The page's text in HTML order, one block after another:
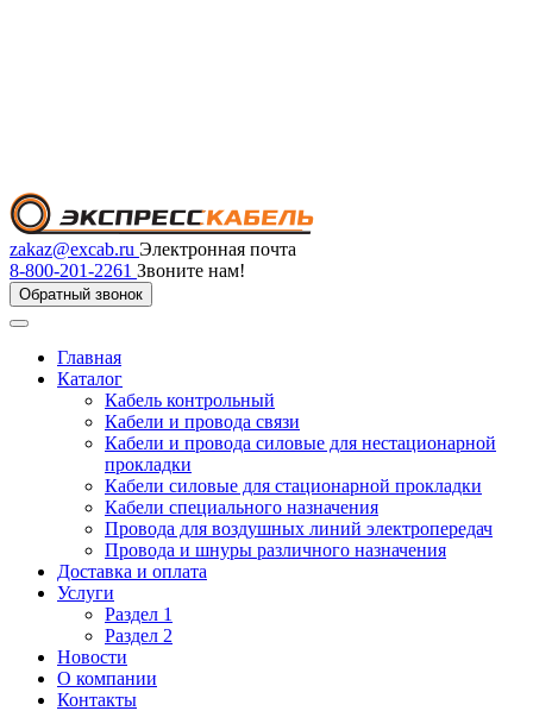
zakaz@excab.ru Электронная почта
8-800-201-2261 Звоните нам!
Обратный звонок
Главная
Каталог
Кабель контрольный
Кабели и провода связи
Кабели и провода силовые для нестационарной
прокладки
Кабели силовые для стационарной прокладки
Кабели специального назначения
Провода для воздушных линий электропередач
Провода и шнуры различного назначения
Доставка и оплата
Услуги
Раздел 1
Раздел 2
Новости
О компании
Контакты